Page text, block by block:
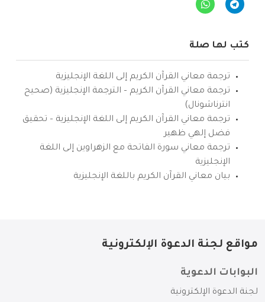
كتب لها صلة
ترجمة معاني القرآن الكريم إلى اللغة الإنجليزية
ترجمة معاني القرآن الكريم – الترجمة الإنجليزية (صحيح
انترناشونال)
ترجمة معاني القرآن الكريم إلى اللغة الإنجليزية – تحقيق
فضل إلهي ظهير
ترجمة معاني سورة الفاتحة مع الزهراوين إلى اللغة
الإنجليزية
بيان معاني القرآن الكريم باللغة الإنجليزية
مواقع لجنة الدعوة الإلكترونية
البوابات الدعوية
لجنة الدعوة الإلكترونية